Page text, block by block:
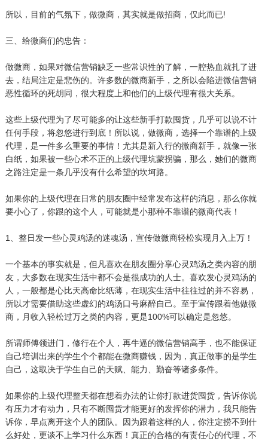
所以，目前的气氛下，做微商，其实就是做招商，仅此而已!
三、给微商们的忠告：
做微商，如果对微信营销缺乏一些常识性的了解，一腔热血就扎了进
去，结局注定是悲伤的。许多数的微商新手，之所以会陷进微信营销
恶性循环的死胡同，很大程度上和他们的上级代理有很大关系。
这些上级代理为了尽可能多的让这些新手打款囤货，几乎可以说不计
任何手段，将忽悠进行到底！所以说，做微商，选择一个靠谱的上级
代理，是一件多么重要的事情！尤其是新入行的微商新手，就像一张
白纸，如果被一些心术不正的上级代理坑蒙拐骗，那么，她们的微商
之路注定是一条几乎没有什么希望的坎坷路。
如果你的上级代理在日常的朋友圈中经常发布这样的消息，那么你就
要小心了，你跟的这个人，可能就是小那种不靠谱的微商代表！
1、整日发一些心灵鸡汤的迷魂汤，宣传做微商轻松实现月入上万！
一个基本的事实就是，但凡喜欢在朋友圈分享心灵鸡汤之类内容的朋
友，大多数在现实生活中都不会是很成功的人士。喜欢发心灵鸡汤的
人，一般都是心比天高命比纸薄，在现实生活中往往过的并不容易，
所以才需要借助这些虚幻的鸡汤口号麻醉自己。至于宣传跟着他做微
商，月收入轻松过万之类的内容，更是100%可以确定是忽悠。
所谓师傅领进门，修行在个人，再牛逼的微信营销高手，也不能保证
自己培训出来的学生个个都能在微商赚钱，因为，真正做事的是学生
自己，这取决于学生自己的天赋、能力、勤奋等诸多条件。
如果你的上级代理整天都在想着办法的让你打款进货囤货，告诉你说
有压力才有动力，只有不断囤货才能更好的发挥你的潜力，我只能告
诉你，早点离开这个人的团队。因为跟着这样的人，你注定捞不到什
么好处，更谈不上学习什么东西！真正的合格的有责任心的代理，不